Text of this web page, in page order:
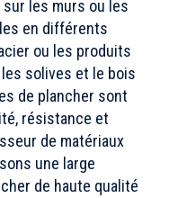
les murs ou les
en différents
ou les produits
solives et le bois
de plancher sont
résistance et
de matériaux
une large
de haute qualité